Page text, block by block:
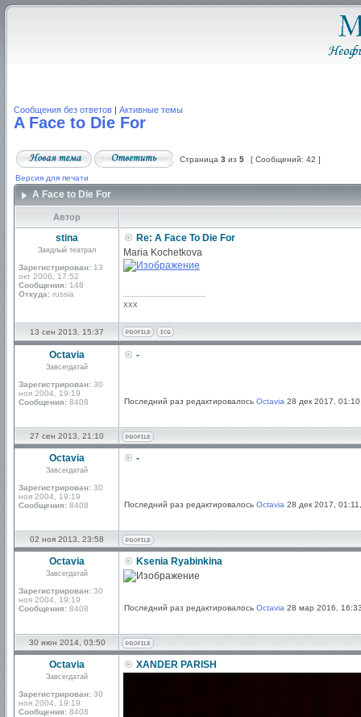
Сообщения без ответов | Активные темы
A Face to Die For
Страница 3 из 5 [ Сообщений: 42 ]
Версия для печати
A Face to Die For
Автор
stina
Заядлый театрал
Зарегистрирован: 13
окт 2006, 17:52
Сообщения: 148
Откуда: russia
Re: A Face To Die For
Maria Kochetkova
xxx
13 сен 2013, 15:37
Octavia
Завсегдатай
Зарегистрирован: 30
ноя 2004, 19:19
Сообщения: 8408
-
Последний раз редактировалось Octavia 28 дек 2017,
27 сен 2013, 21:10
Octavia
Завсегдатай
Зарегистрирован: 30
ноя 2004, 19:19
Сообщения: 8408
-
Последний раз редактировалось Octavia 28 дек 2017,
02 ноя 2013, 23:58
Octavia
Завсегдатай
Зарегистрирован: 30
ноя 2004, 19:19
Сообщения: 8408
Ksenia Ryabinkina
Последний раз редактировалось Octavia 28 мар 2016,
30 июн 2014, 03:50
Octavia
Завсегдатай
Зарегистрирован: 30
ноя 2004, 19:19
Сообщения: 8408
XANDER PARISH